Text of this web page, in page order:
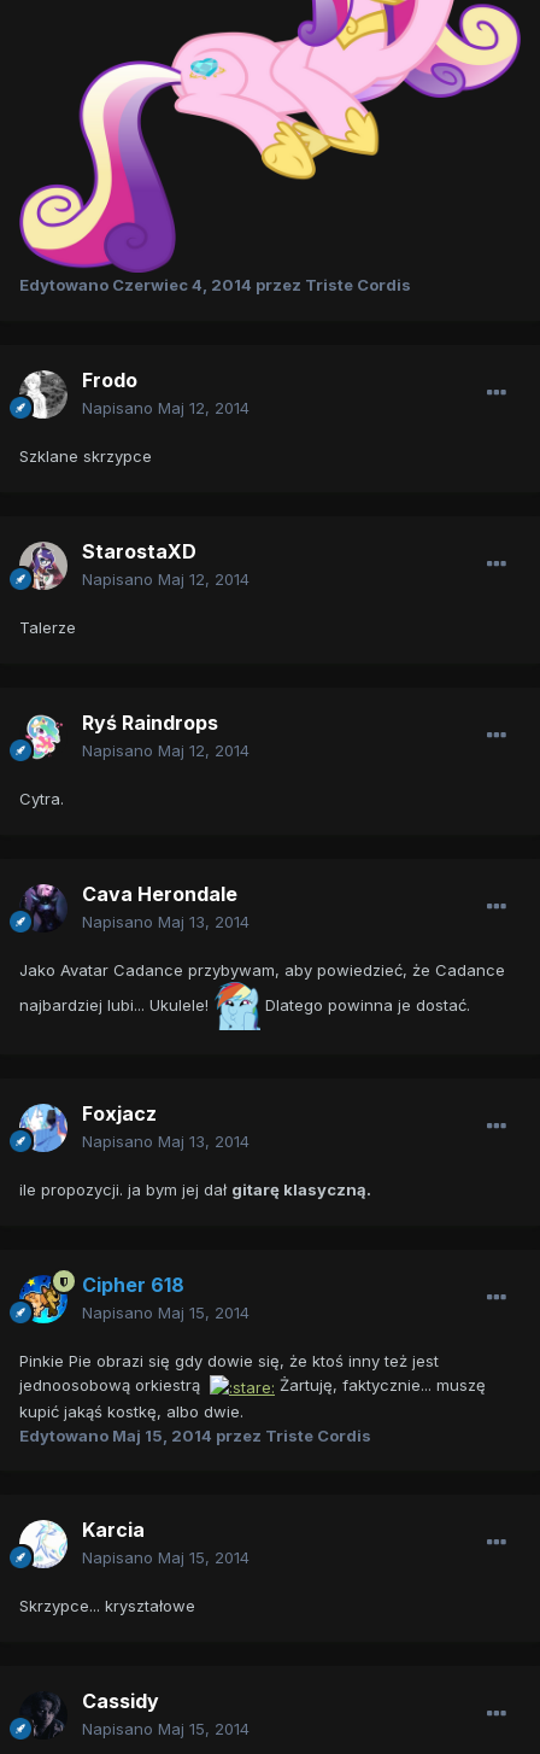
Edytowano Czerwiec 4, 2014 przez Triste Cordis
Frodo
Napisano Maj 12, 2014
Szklane skrzypce
StarostaXD
Napisano Maj 12, 2014
Talerze
Ryś Raindrops
Napisano Maj 12, 2014
Cytra.
Cava Herondale
Napisano Maj 13, 2014
Jako Avatar Cadance przybywam, aby powiedzieć, że Cadance
najbardziej lubi... Ukulele!
Dlatego powinna je dostać.
Foxjacz
Napisano Maj 13, 2014
ile propozycji. ja bym jej dał gitarę klasyczną.
Cipher 618
Napisano Maj 15, 2014
Pinkie Pie obrazi się gdy dowie się, że ktoś inny też jest
jednoosobową orkiestrą
Żartuję, faktycznie... muszę
kupić jakąś kostkę, albo dwie.
Edytowano Maj 15, 2014 przez Triste Cordis
Karcia
Napisano Maj 15, 2014
Skrzypce... kryształowe
Cassidy
Napisano Maj 15, 2014